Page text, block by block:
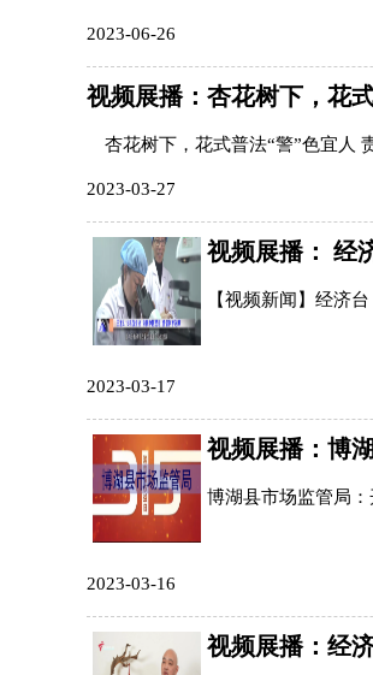
2023-06-26
视频展播：杏花树下，花
杏花树下，花式普法“警”色宜人
2023-03-27
视频展播： 经
【视频新闻】经济
2023-03-17
视频展播：博
博湖县市场监管局
2023-03-16
视频展播：经